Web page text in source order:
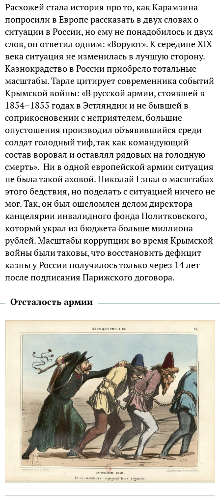
Расхожей стала история про то, как Карамзина
попросили в Европе рассказать в двух словах о
ситуации в России, но ему не понадобилось и двух
слов, он ответил одним: «Воруют». К середине XIX
века ситуация не изменилась в лучшую сторону.
Казнокрадство в России приобрело тотальные
масштабы. Тарле цитирует современника событий
Крымской войны: «В русской армии, стоявшей в
1854–1855 годах в Эстляндии и не бывшей в
соприкосновении с неприятелем, большие
опустошения производил объявившийся среди
солдат голодный тиф, так как командующий
состав воровал и оставлял рядовых на голодную
смерть». Ни в одной европейской армии ситуация
не была такой аховой. Николай I знал о масштабах
этого бедствия, но поделать с ситуацией ничего не
мог. Так, он был ошеломлен делом директора
канцелярии инвалидного фонда Политковского,
который украл из бюджета больше миллиона
рублей. Масштабы коррупции во время Крымской
войны были таковы, что восстановить дефицит
казны у России получилось только через 14 лет
после подписания Парижского договора.
Отсталость армии